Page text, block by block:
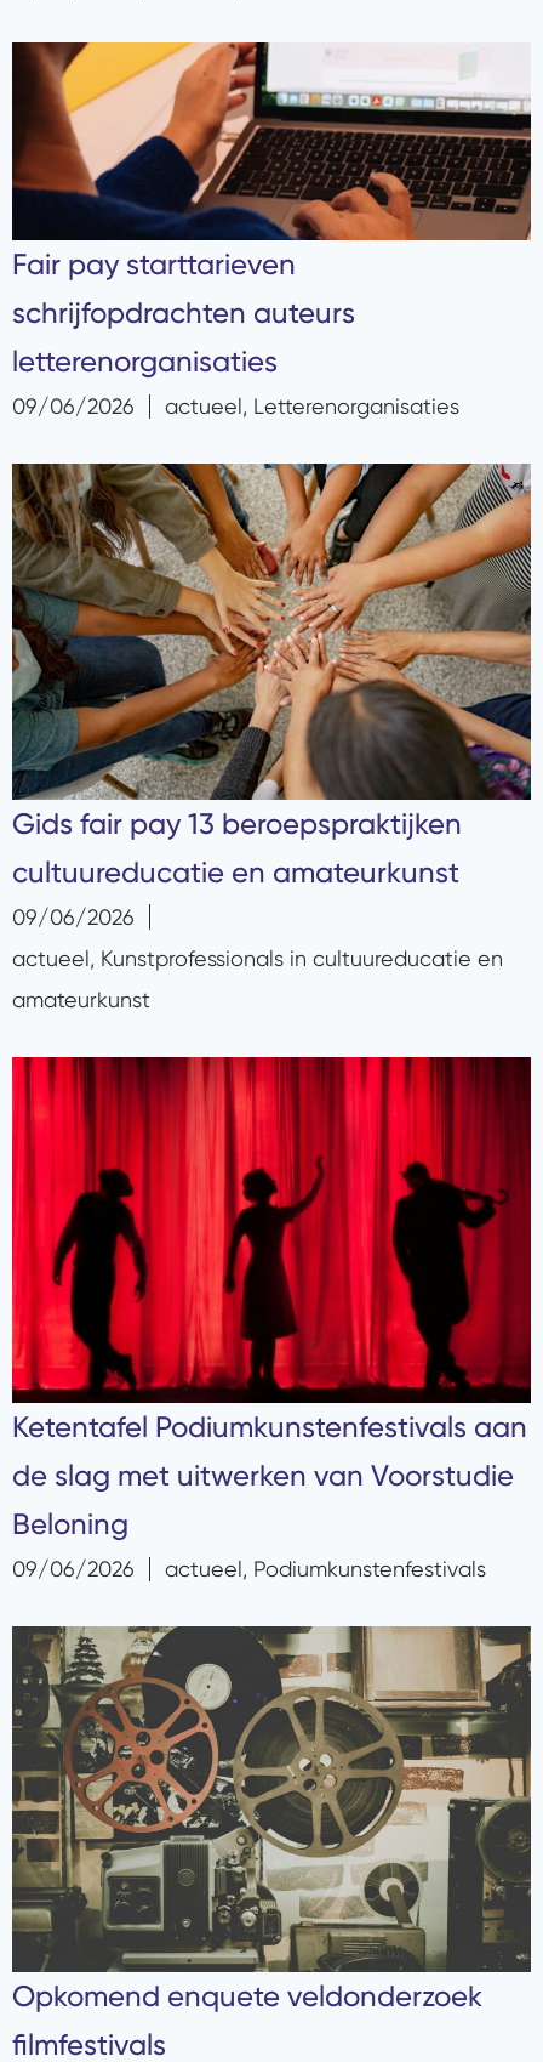
Fair pay starttarieven
schrijfopdrachten auteurs
letterenorganisaties
09/06/2026 actueel, Letterenorganisaties
Gids fair pay 13 beroepspraktijken
cultuureducatie en amateurkunst
09/06/2026
actueel, Kunstprofessionals in cultuureducatie en
amateurkunst
Ketentafel Podiumkunstenfestivals aan
de slag met uitwerken van Voorstudie
Beloning
09/06/2026 actueel, Podiumkunstenfestivals
Opkomend enquete veldonderzoek
filmfestivals